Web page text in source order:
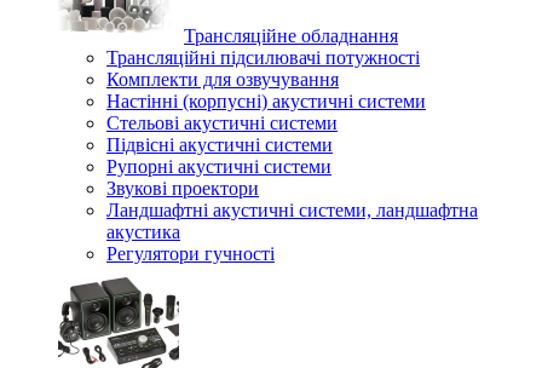
Трансляційне обладнання
Трансляційні підсилювачі потужності
Комплекти для озвучування
Настінні (корпусні) акустичні системи
Стельові акустичні системи
Підвісні акустичні системи
Рупорні акустичні системи
Звукові проектори
Ландшафтні акустичні системи, ландшафтна
акустика
Регулятори гучності